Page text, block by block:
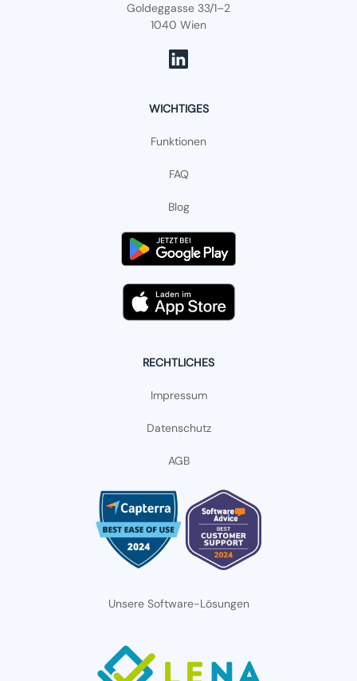
Goldeggasse 33/1–2
1040 Wien
WICHTIGES
Funktionen
FAQ
Blog
RECHTLICHES
Impressum
Datenschutz
AGB
Unsere Software-Lösungen